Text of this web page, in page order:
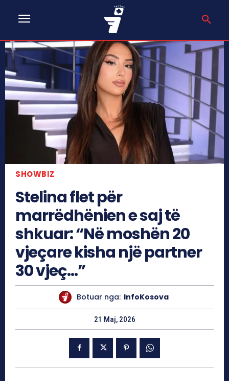
SHOWBIZ
Stelina flet për
marrëdhënien e saj të
shkuar: “Në moshën 20
vjeçare kisha një partner
30 vjeç…”
Botuar nga: InfoKosova
21 Maj, 2026